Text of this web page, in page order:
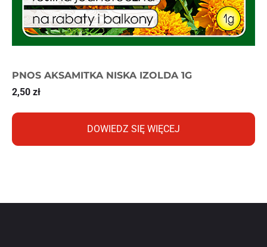
PNOS AKSAMITKA NISKA IZOLDA 1G
2,50 zł
DOWIEDZ SIĘ WIĘCEJ